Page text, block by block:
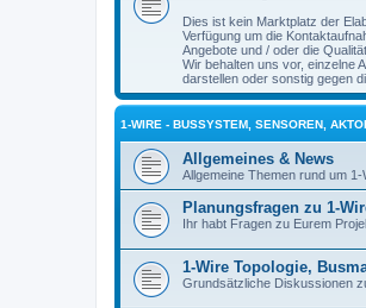
Dies ist kein Marktplatz der
Verfügung um die
Angebote und / oder die
Wir behalten uns vor, einzelne
darstellen oder sonstig gegen
1-WIRE - BUSSYSTEM, SENSOREN,
Allgemeines & News
Allgemeine Themen rund um
Planungsfragen zu 1-
Ihr habt Fragen zu Eurem
1-Wire Topologie,
Grundsätzliche Diskussionen